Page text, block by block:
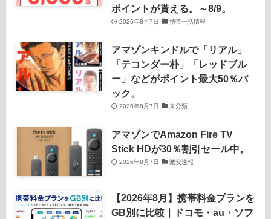
ポイントが貰える。～8/9。
2026年8月7日 携帯一括情報
アマゾンキンドルで「リアル」
「テコンダー朴」「レッドブル
ー」などがポイント最大50％バ
ック。
2026年8月7日 未分類
アマゾンでAmazon Fire TV
Stick HDが30％割引セール中。
2026年8月7日 激安速報
【2026年8月】携帯料金プランを
GB別に比較｜ドコモ・au・ソフ